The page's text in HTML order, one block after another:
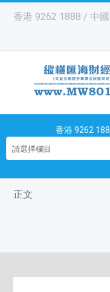
香港 9262 1888 / 中
香港 9262
正文